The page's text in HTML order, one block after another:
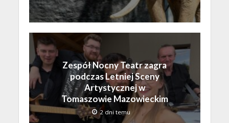
Zespół Nocny Teatr zagra
podczas Letniej Sceny
Artystycznej w
Tomaszowie Mazowieckim
2 dni temu